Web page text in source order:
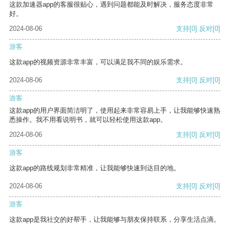
这款加速器app的客服很贴心，遇到问题都能及时解决，服务态度非常
好。
2024-08-06
支持[0] 反对[0]
游客
这款app的视频资源非常丰富，可以满足我不同的娱乐需求。
2024-08-06 支持[0] 反对[0]
游客
这款app的用户界面简洁明了，使用起来非常容易上手，让我能够快速熟
悉操作。我不用看说明书，就可以轻松使用这款app。
2024-08-06
支持[0] 反对[0]
游客
这款app的路线规划非常精准，让我能够快速到达目的地。
2024-08-06 支持[0] 反对[0]
游客
这款app是我社交的好帮手，让我能够与朋友保持联系，分享生活点滴。